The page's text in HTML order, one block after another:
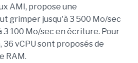
AMI, propose une
grimper jusqu'à 3 500 Mo/sec
100 Mo/sec en écriture. Pour
vCPU sont proposés de
RAM.